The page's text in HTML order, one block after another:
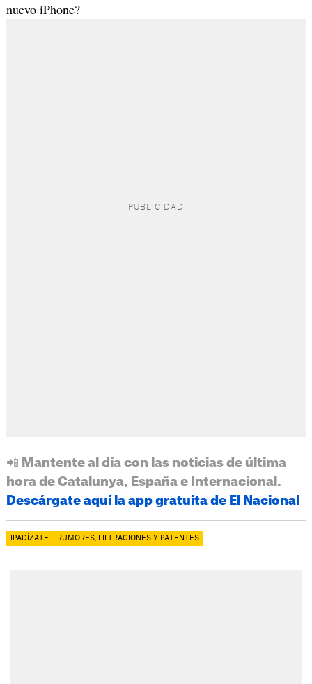
nuevo iPhone?
📲 Mantente al día con las noticias de última
hora de Catalunya, España e Internacional.
Descárgate aquí la app gratuita de El Nacional
IPADÍZATE RUMORES, FILTRACIONES Y PATENTES